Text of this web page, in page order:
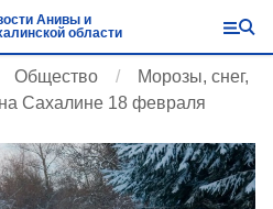
Анивы и
области
Общество
Морозы, снег,
Сахалине 18 февраля